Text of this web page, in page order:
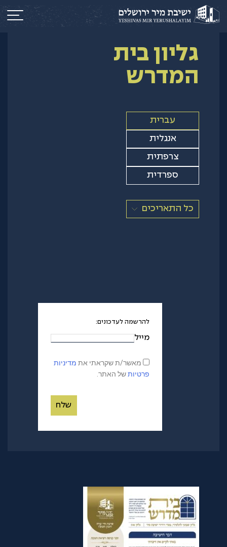
גליון בית
המדרש
עברית
אנגלית
צרפתית
ספרדית
כל התאריכים
להרשמה לעדכונים:
מייל
מאשר/ת שקראתי את מדיניות
פרטיותשל האתר.
שלח